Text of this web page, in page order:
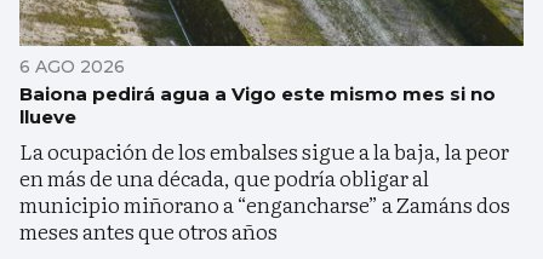
6 AGO 2026
Baiona pedirá agua a Vigo este mismo mes si no
llueve
La ocupación de los embalses sigue a la baja, la peor
en más de una década, que podría obligar al
municipio miñorano a “engancharse” a Zamáns dos
meses antes que otros años